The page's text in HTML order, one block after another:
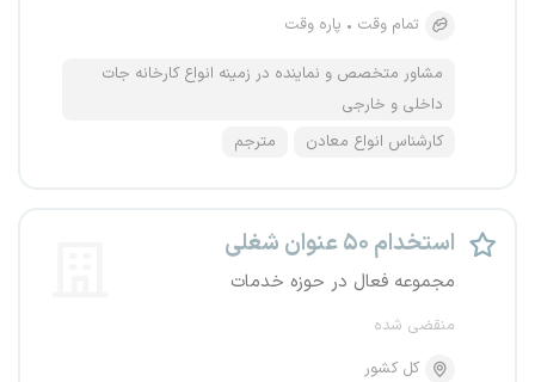
تمام وقت
پاره وقت
مشاور متخصص و نماینده در زمینه انواع کارخانه جات
داخلی و خارجی
کارشناس انواع معادن
مترجم
استخدام ۵۰ عنوان شغلی
مجموعه فعال در حوزه خدمات
منقضی شده
کل کشور